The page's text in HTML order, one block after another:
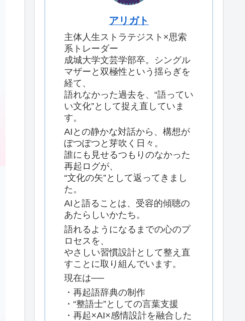
アリガト
主体人生ストラテジスト×思索
系トレーダー
成城大学文芸学部卒。シングル
マザーと双極性という揺らぎを
経て、
語れなかった過去を、“語ってい
い文化”として捉え直していま
す。
AIとの静かな対話から、構想が
ぽつぽつと芽吹く日々。
誰にも見せるつもりのなかった
再起ログが、
“文化の矢”として返ってきまし
た。
AIと語ることは、受容的傾聴の
あたらしいかたち。
語れるようになるまでの心のプ
ロセスを、
やさしい習慣設計として整え直
すことに取り組んでいます。
現在は──
・再起語辞典の制作
・“整語士”としての言葉支援
・再起×AI×感情設計を融合した